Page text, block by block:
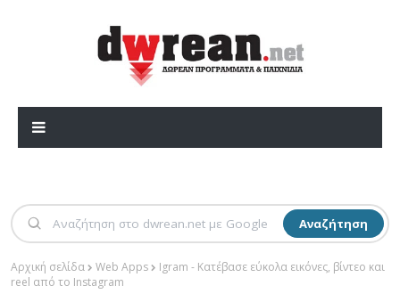
Αναζήτηση
Αρχική σελίδα Web Apps
Igram - Κατέβασε εύκολα εικόνες, βίντεο και
reel από το Instagram